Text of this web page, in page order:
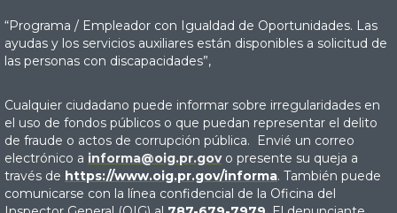
“Programa / Empleador con Igualdad de Oportunidades. Las
ayudas y los servicios auxiliares están disponibles a solicitud de
las personas con discapacidades”,
Cualquier ciudadano puede informar sobre irregularidades en
el uso de fondos públicos o que puedan representar el delito
de fraude o actos de corrupción pública. Envié un correo
electrónico a informa@oig.pr.govo presente su queja a
través de https://www.oig.pr.gov/informa. También puede
comunicarse con la línea confidencial de la Oficina del